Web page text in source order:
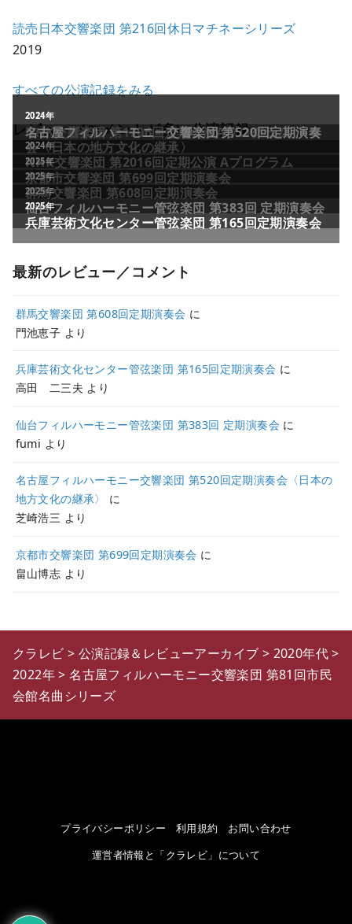
読売日本交響楽団 第216回休日マチネーシリーズ
2019
すべての公演記録をみる
レビュー／コメントが多い公演記録
最新のレビュー／コメント
群馬交響楽団 第608回定期演奏会 に
門池恵子 より
兵庫芸術文化センター管弦楽団 第165回定期演奏会 に
高田 二三夫 より
仙台フィルハーモニー管弦楽団 第383回 定期演奏会 に
fumi より
名古屋フィルハーモニー交響楽団 第520回定期演奏会〈日本の
地方文化の継承〉
に
芝崎浩三 より
京都市交響楽団 第699回定期演奏会 に
畠山博志 より
クラレビ > 公演記録＆レビューアーカイブ > 2020年代>
2022年>名古屋フィルハーモニー交響楽団 第81回市民
会館名曲シリーズ
プライバシーポリシー 利用規約
お問い合わせ
運営者情報と「クラレビ」について